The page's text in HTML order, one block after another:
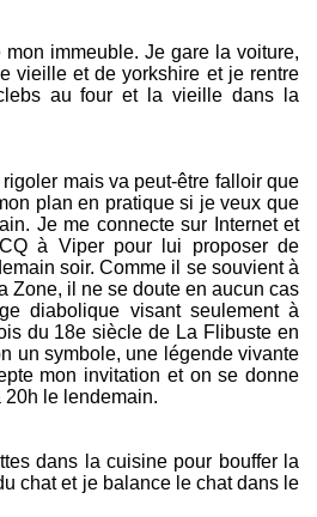
mon immeuble. Je gare la voiture,
vieille et de yorkshire et je rentre
au four et la vieille dans la
rigoler mais va peut-être falloir que
plan en pratique si je veux que
Je me connecte sur Internet et
à Viper pour lui proposer de
soir. Comme il se souvient à
Zone, il ne se doute en aucun cas
diabolique visant seulement à
du 18e siècle de La Flibuste en
un symbole, une légende vivante
mon invitation et on se donne
20h le lendemain.
dans la cuisine pour bouffer la
chat et je balance le chat dans le